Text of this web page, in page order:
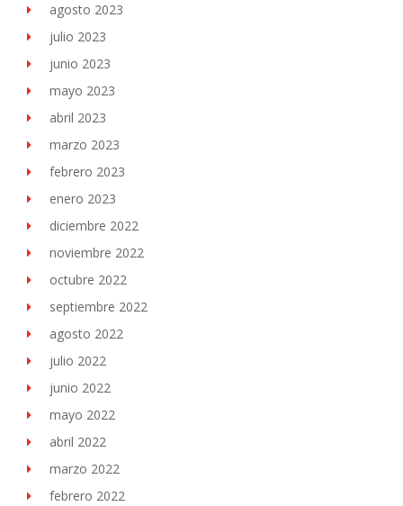
agosto 2023
julio 2023
junio 2023
mayo 2023
abril 2023
marzo 2023
febrero 2023
enero 2023
diciembre 2022
noviembre 2022
octubre 2022
septiembre 2022
agosto 2022
julio 2022
junio 2022
mayo 2022
abril 2022
marzo 2022
febrero 2022